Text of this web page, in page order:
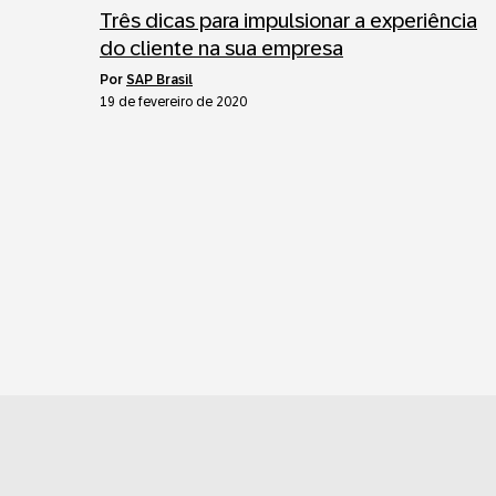
Três dicas para impulsionar a experiência
do cliente na sua empresa
por SAP Brasil
19 de fevereiro de 2020